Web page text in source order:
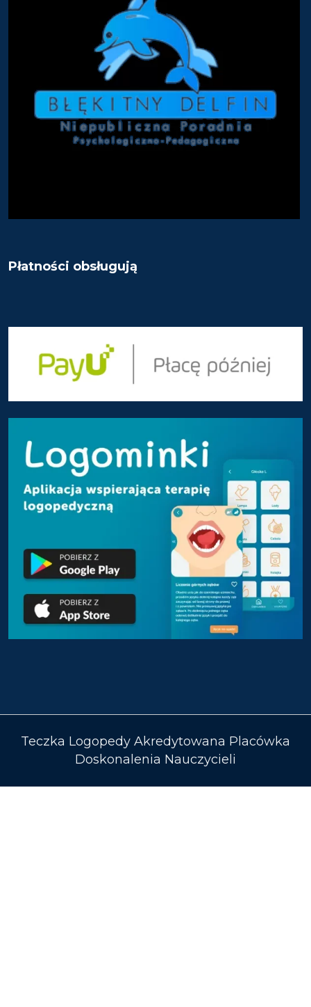
Płatności obsługują
Teczka Logopedy Akredytowana Placówka
Doskonalenia Nauczycieli